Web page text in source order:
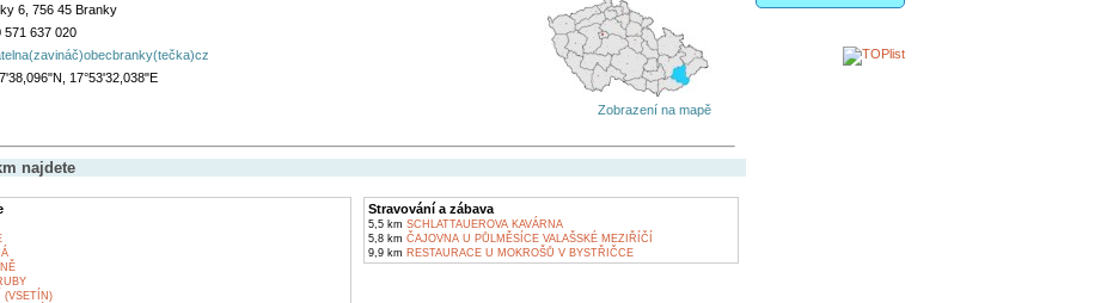
6, 756 45 Branky
571 637 020
17°53'32,038"E
Zobrazení na mapě
najdete
(VSETÍN)
Stravování a zábava
5,5 km SCHLATTAUEROVA KAVÁRNA
5,8 km ČAJOVNA U PŮLMĚSÍCE VALAŠSKÉ MEZIŘÍČÍ
9,9 km RESTAURACE U MOKROŠŮ V BYSTŘIČCE